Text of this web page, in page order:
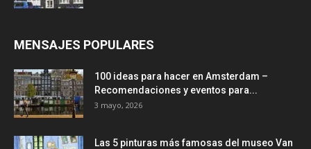
MENSAJES POPULARES
100 ideas para hacer en Amsterdam –
Recomendaciones y eventos para...
3 mayo, 2026
Las 5 pinturas más famosas del museo Van